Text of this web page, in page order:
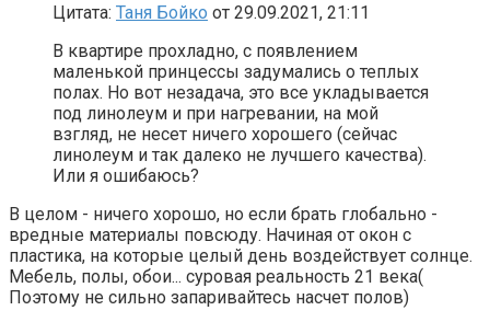
Цитата: Таня Бойко от 29.09.2021, 21:11
В квартире прохладно, с появлением
маленькой принцессы задумались о теплых
полах. Но вот незадача, это все укладывается
под линолеум и при нагревании, на мой
взгляд, не несет ничего хорошего (сейчас
линолеум и так далеко не лучшего качества).
Или я ошибаюсь?
В целом - ничего хорошо, но если брать глобально -
вредные материалы повсюду. Начиная от окон с
пластика, на которые целый день воздействует солнце.
Мебель, полы, обои... суровая реальность 21 века(
Поэтому не сильно запаривайтесь насчет полов)